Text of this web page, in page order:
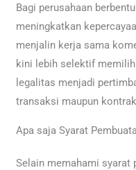
Bagi perusahaan
meningkatkan
menjalin kerja sama
kini lebih selektif
legalitas menjadi
transaksi maupun
Apa saja Syarat
Selain memahami syarat